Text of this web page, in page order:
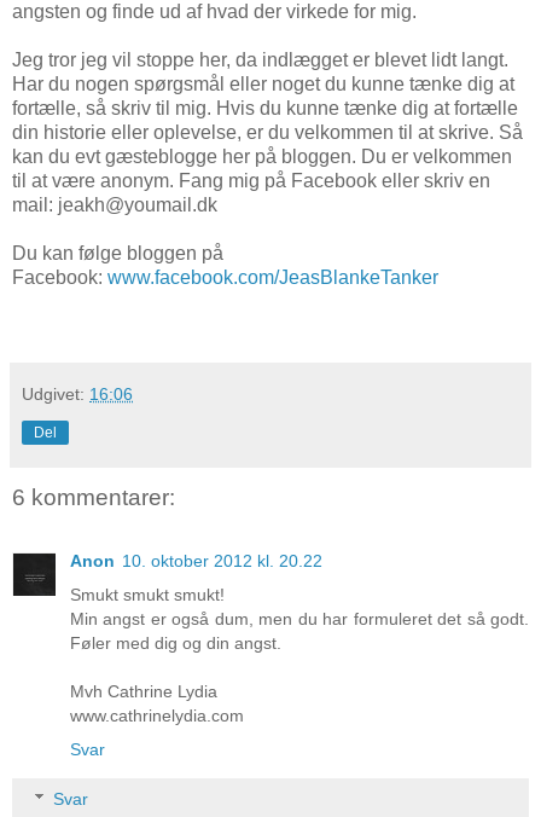
angsten og finde ud af hvad der virkede for mig.
Jeg tror jeg vil stoppe her, da indlægget er blevet lidt langt.
Har du nogen spørgsmål eller noget du kunne tænke dig at
fortælle, så skriv til mig. Hvis du kunne tænke dig at fortælle
din historie eller oplevelse, er du velkommen til at skrive. Så
kan du evt gæsteblogge her på bloggen. Du er velkommen
til at være anonym. Fang mig på Facebook eller skriv en
mail: jeakh@youmail.dk
Du kan følge bloggen på
Facebook: www.facebook.com/JeasBlankeTanker
Udgivet: 16:06
Del
6 kommentarer:
Anon 10. oktober 2012 kl. 20.22
Smukt smukt smukt!
Min angst er også dum, men du har formuleret det så godt.
Føler med dig og din angst.
Mvh Cathrine Lydia
www.cathrinelydia.com
Svar
Svar